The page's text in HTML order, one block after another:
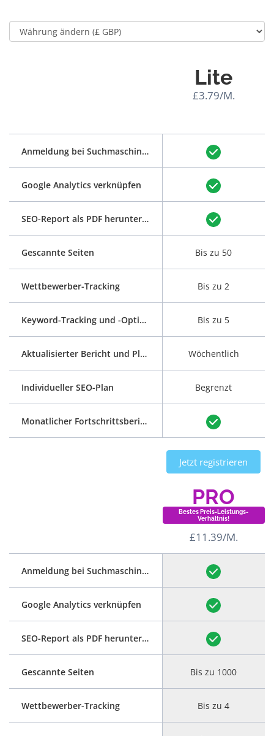
Anmeldung bei Suchmaschinen
Google Analytics verknüpfen
SEO-Report als PDF herunterladen
Gescannte Seiten
Wettbewerber-Tracking
Keyword-Tracking und -Optimierung
Aktualisierter Bericht und Plan
Individueller SEO-Plan
Monatlicher Fortschrittsbericht
Lite
£3.79/M.
Bis zu 50
Bis zu 2
Bis zu 5
Wöchentlich
Begrenzt
Jetzt registrieren
Anmeldung bei Suchmaschinen
Google Analytics verknüpfen
SEO-Report als PDF herunterladen
Gescannte Seiten
Wettbewerber-Tracking
PRO
Bestes Preis-Leistungs-
Verhältnis!
£11.39/M.
Bis zu 1000
Bis zu 4